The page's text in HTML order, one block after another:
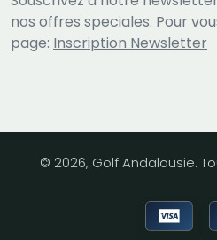
nos offres speciales. Pour
page: Inscription Newsletter
© 2026, Golf Andalousie.